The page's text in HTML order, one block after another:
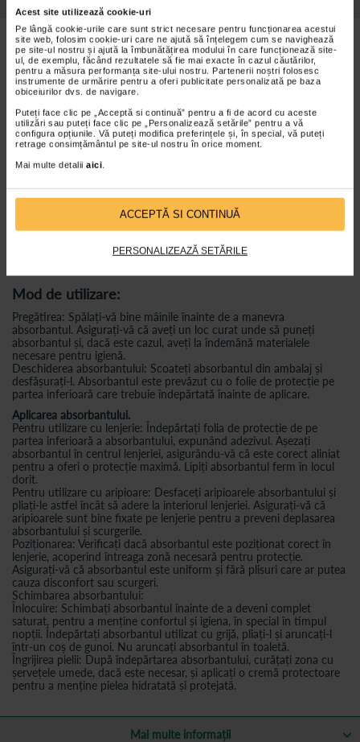
Acest site utilizează cookie-uri
Pe lângă cookie-urile care sunt strict necesare pentru funcționarea acestui
site web, folosim cookie-uri care ne ajută să înțelegem cum se navighează
pe site-ul nostru și ajută la îmbunătățirea modului în care funcționează site-
ul, de exemplu, făcând rezultatele să fie mai exacte în cazul căutărilor,
pentru a măsura performanța site-ului nostru. Partenerii noștri folosesc
instrumente de urmărire pentru a oferi publicitate personalizată pe baza
obiceiurilor dvs. de navigare.
Puteți face clic pe „Acceptă si continuă” pentru a fi de acord cu aceste
utilizări sau puteți face clic pe „Personalizează setările” pentru a vă
configura opțiunile. Vă puteți modifica preferințele și, în special, vă puteți
retrage consimțământul pe site-ul nostru în orice moment.
Mai multe detalii aici
ACCEPTĂ SI CONTINUĂ
PERSONALIZEAZĂ SETĂRILE
Beneficii Chiloti pentru menstruatie Nateen:
Superabsorbante și foarte subțiri, acești chiloți oferă confort și
protecție maximă, asigurând absorbția rapidă și eficientă a
lichidului, chiar și în zilele cu debit crescut.
Materialul lor delicat este potrivit pentru pielea sensibilă,
minimizând riscul de iritații sau disconfort.
Designul elastic și discret se adaptează perfect la forma corpului,
oferind libertate de mișcare și o senzație de siguranță.
situații care necesită protecție suplimentară.
Ingrediente:
Pulpa pufoasa de celuloza, polimer super absorbant (SAP), fibre PE
Mod de utilizare:
Pregătirea: Spălați-vă bine mâinile înainte de a manevra
absorbantul. Asigurați-vă că aveți un loc curat unde să puneți
absorbantul și, dacă este cazul, aveți la îndemână materialele
necesare pentru igienă.
Deschiderea absorbantului: Scoateți absorbantul din ambalaj și
desfășurați-l. Absorbantul este prevăzut cu o folie de protecție pe
partea inferioară care trebuie îndepărtată înainte de aplicare.
Aplicarea absorbantului.
Pentru utilizare cu lenjerie: Îndepărtați folia de protecție de pe
partea inferioară a absorbantului, expunând adezivul. Așezați
absorbantul în centrul lenjeriei, asigurându-vă că este corect aliniat
pentru a oferi o protecție maximă. Lipiți absorbantul ferm în locul
dorit.
Pentru utilizare cu aripioare: Desfaceți aripioarele absorbantului și
pliați-le astfel încât să adere la interiorul lenjeriei. Asigurați-vă că
aripioarele sunt bine fixate pe lenjerie pentru a preveni deplasarea
absorbantului și scurgerile.
Poziționarea: Verificați dacă absorbantul este poziționat corect în
lenjerie, acoperind întreaga zonă necesară pentru protecție.
Asigurați-vă că absorbantul este uniform și fără plisuri care ar putea
cauza disconfort sau scurgeri.
Schimbarea absorbantului:
Înlocuire: Schimbați absorbantul înainte de a deveni complet
saturat, pentru a menține confortul și igiena, în special în timpul
nopții. Îndepărtați absorbantul utilizat cu grijă, pliați-l și aruncați-l
într-un coș de gunoi. Nu aruncați absorbantul în toaletă.
Îngrijirea pielii: După îndepărtarea absorbantului, curățați zona cu
șervețele umede, dacă este necesar, și aplicați o cremă protectoare
pentru a menține pielea hidratată și protejată.
Mai multe informații